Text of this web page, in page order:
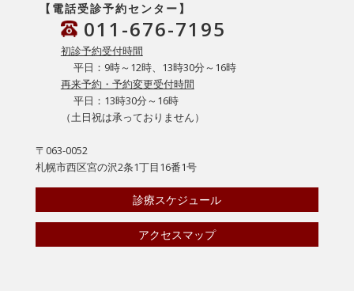
【電話受診予約センター】
011-676-7195
初診予約受付時間
平日：9時～12時、13時30分～16時
再来予約・予約変更受付時間
平日：13時30分～16時
（土日祝は承っておりません）
〒063-0052
札幌市西区宮の沢2条1丁目16番1号
診療スケジュール
アクセスマップ